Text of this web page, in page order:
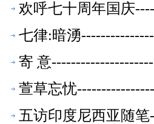
欢呼七十周年国庆
七律:暗湧
寄 意
萱草忘忧
五访印度尼西亚随